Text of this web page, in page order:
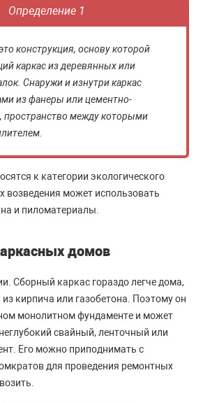
Определение 1
конструкция, основу которой
каркас из деревянных или
Снаружи и изнутри каркас
из фанеры или цементно-
пространство между которыми
к категории экологического
возведения может использовать
и пиломатериалы.
домов
Сборный каркас гораздо легче дома,
кирпича или газобетона. Поэтому он
монолитном фундаменте и может
свайный, ленточный или
Его можно приподнимать с
для проведения ремонтных